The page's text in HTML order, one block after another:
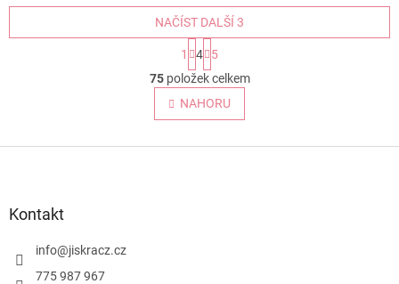
O
v
l
á
NAČÍST DALŠÍ 3
S
t
r
á
n
k
v
1 4
5
75položek celkem
NAHORU
Kontakt
info@jiskracz.cz
775 987 967